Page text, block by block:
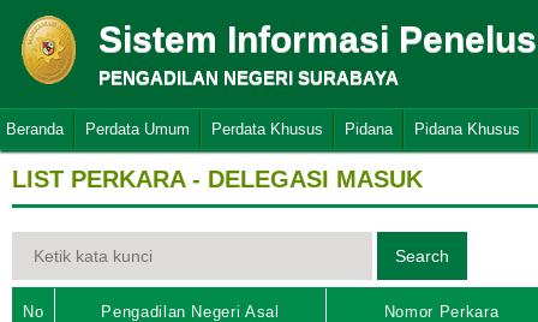
Sistem Informasi
PENGADILAN NEGERI SURABAYA
Beranda Perdata Umum Perdata Khusus Pidana Pidana Khusus
LIST PERKARA - DELEGASI MASUK
No Pengadilan Negeri Asal Nomor Perkara